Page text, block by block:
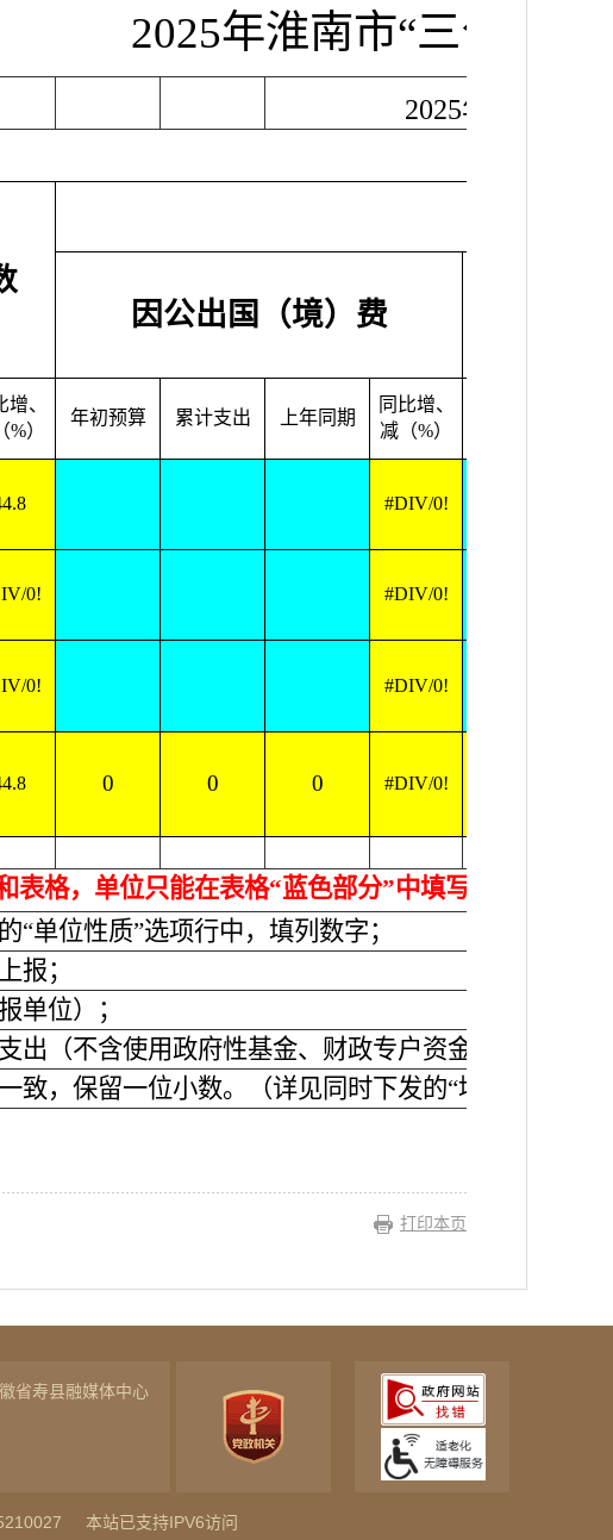
2025年淮南市“三公经
2025年3月
因公出国（境）费
增、
%）
年初预算 累计支出 上年同期
同比增、
减（%）
#DIV/0!
0! #DIV/0!
0! #DIV/0!
0 0 0 #DIV/0!
格，单位只能在表格“蓝色部分”中填写相应数字]
单位性质”选项行中，填列数字；
报；
单位）；
（不含使用政府性基金、财政专户资金、单位自有
，保留一位小数。（详见同时下发的“填表说明及
打印本页
省寿县融媒体中心
本站已支持IPV6访问